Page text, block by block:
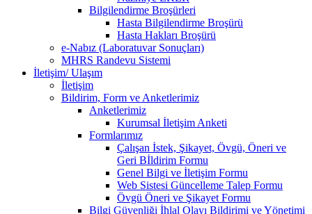
Bilgilendirme Broşürleri
Hasta Bilgilendirme Broşürü
Hasta Hakları Broşürü
e-Nabız (Laboratuvar Sonuçları)
MHRS Randevu Sistemi
İletişim/ Ulaşım
İletişim
Bildirim, Form ve Anketlerimiz
Anketlerimiz
Kurumsal İletişim Anketi
Formlarımız
Çalışan İstek, Şikayet, Övgü, Öneri ve
Geri Bİldirim Formu
Genel Bilgi ve İletişim Formu
Web Sistesi Güncelleme Talep Formu
Övgü Öneri ve Şikayet Formu
Bilgi Güvenliği İhlal Olayı Bildirimi ve Yönetimi